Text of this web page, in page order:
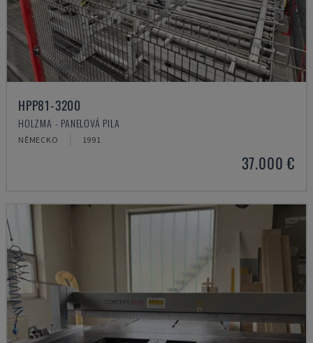
HPP81-3200
HOLZMA - PANELOVÁ PILA
NĚMECKO 1991
37.000 €